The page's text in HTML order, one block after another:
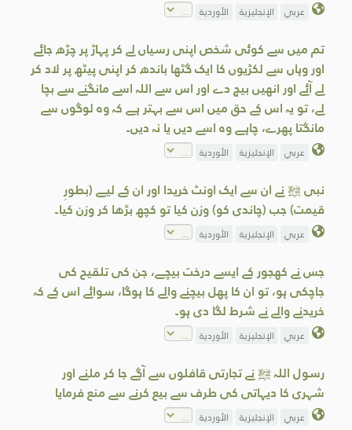
عربي الإنجليزية الأوردية
تم میں سے کوئی شخص اپنی رسیاں لے کر پہاڑ پر چڑھ جائے
اور وہاں سے لکڑیوں کا ایک گٹھا باندھ کر اپنی پیٹھ پر لاد کر
لے آئے اور انھیں بیچ دے اور اس سے اللہ اسے مانگنے سے بچا
لے، تو یہ اس کے حق میں اس سے بہتر ہے کہ وہ لوگوں سے
مانگتا پھرے، چاہے وہ اسے دیں یا نہ دیں۔
عربي الإنجليزية الأوردية
نبی ﷺ نے ان سے ایک اونٹ خریدا اور ان کے لیے (بطورِ
قیمت) جب (چاندی کو) وزن کیا تو کچھ بڑھا کر وزن کیا۔
عربي الإنجليزية الأوردية
جس نے کھجور کے ایسے درخت بیچے، جن کی تلقیح کی
جاچکی ہو، تو ان کا پھل بیچنے والے کا ہوگا، سوائے اس کے کہ
خریدنے والے نے شرط لگا دی ہو۔
عربي الإنجليزية الأوردية
رسول اللہ ﷺ نے تجارتی قافلوں سے آگے جا کر ملنے اور
شہری کا دیہاتی کی طرف سے بیع کرنے سے منع فرمایا
عربي الإنجليزية الأوردية